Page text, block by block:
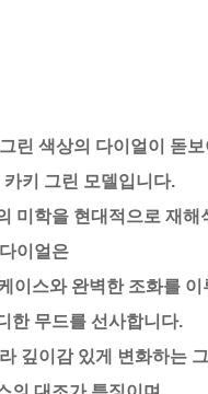
린 색상의 다이얼이 돋
키 그린 모델입니다.
미학을 현대적으로 재해
이얼은
이스와 완벽한 조화를 이
한 무드를 선사합니다.
깊이감 있게 변화하는